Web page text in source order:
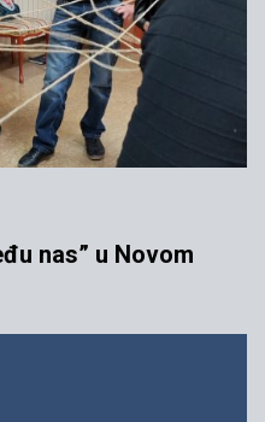
nas” u Novom